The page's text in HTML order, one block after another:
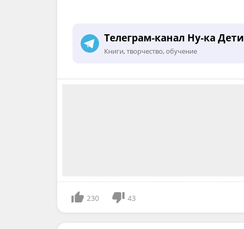
Телеграм-канал Ну-ка Дети
Книги, творчество, обучение
230 43